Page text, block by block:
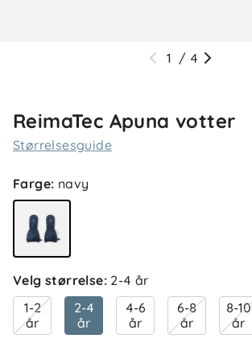
1 / 4
ReimaTec Apuna votter
Størrelsesguide
Farge: navy
Velg størrelse: 2-4 år
1-2
år
2-4
år
4-6
år
6-8
år
8-10
år